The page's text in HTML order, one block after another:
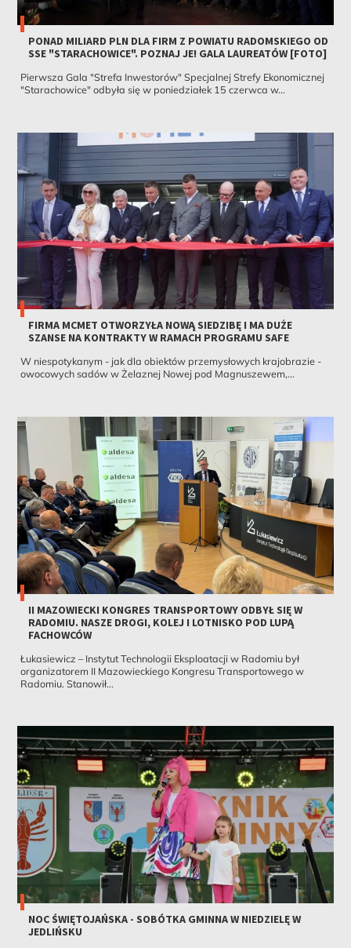
PONAD MILIARD PLN DLA FIRM Z POWIATU RADOMSKIEGO OD
SSE "STARACHOWICE". POZNAJ JE! GALA LAUREATÓW [FOTO]
Pierwsza Gala "Strefa Inwestorów" Specjalnej Strefy Ekonomicznej
"Starachowice" odbyła się w poniedziałek 15 czerwca w...
FIRMA MCMET OTWORZYŁA NOWĄ SIEDZIBĘ I MA DUŻE
SZANSE NA KONTRAKTY W RAMACH PROGRAMU SAFE
W niespotykanym - jak dla obiektów przemysłowych krajobrazie -
owocowych sadów w Żelaznej Nowej pod Magnuszewem,...
II MAZOWIECKI KONGRES TRANSPORTOWY ODBYŁ SIĘ W
RADOMIU. NASZE DROGI, KOLEJ I LOTNISKO POD LUPĄ
FACHOWCÓW
Łukasiewicz – Instytut Technologii Eksploatacji w Radomiu był
organizatorem II Mazowieckiego Kongresu Transportowego w
Radomiu. Stanowił...
NOC ŚWIĘTOJAŃSKA - SOBÓTKA GMINNA W NIEDZIELĘ W
JEDLIŃSKU